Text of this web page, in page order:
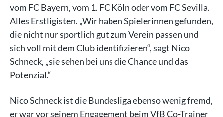
vom FC Bayern, vom 1. FC Köln oder vom FC Sevilla.
Alles Erstligisten. „Wir haben Spielerinnen gefunden,
die nicht nur sportlich gut zum Verein passen und
sich voll mit dem Club identifizieren“, sagt Nico
Schneck, „sie sehen bei uns die Chance und das
Potenzial.“
Nico Schneck ist die Bundesliga ebenso wenig fremd,
er war vor seinem Engagement beim VfB Co-Trainer